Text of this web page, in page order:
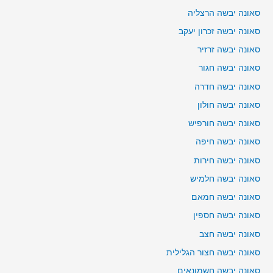
סאונה יבשה הרצליה
סאונה יבשה זכרון יעקב
סאונה יבשה זרזיר
סאונה יבשה חגור
סאונה יבשה חדרה
סאונה יבשה חולון
סאונה יבשה חורפיש
סאונה יבשה חיפה
סאונה יבשה חירות
סאונה יבשה חלמיש
סאונה יבשה חמאם
סאונה יבשה חספין
סאונה יבשה חצב
סאונה יבשה חצור הגלילית
סאונה יבשה חשמונאים